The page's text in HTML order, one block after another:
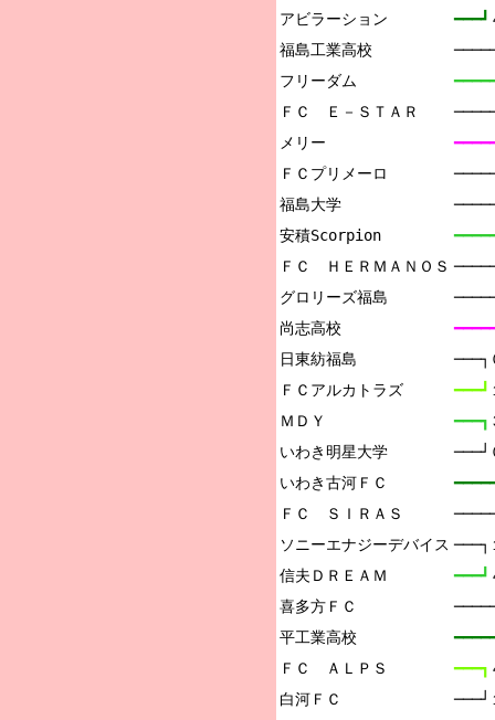
アビラーション
福島工業高校
フリーダム
ＦＣ　Ｅ－ＳＴＡＲ
メリー
ＦＣプリメーロ
福島大学
安積Scorpion
ＦＣ　ＨＥＲＭＡＮＯＳ
グロリーズ福島
尚志高校
日東紡福島
ＦＣアルカトラズ
ＭＤＹ
いわき明星大学
いわき古河ＦＣ
ＦＣ　ＳＩＲＡＳ
ソニーエナジーデバイス
信夫ＤＲＥＡＭ
喜多方ＦＣ
平工業高校
ＦＣ　ＡＬＰＳ
白河ＦＣ
━━━┛
━━━┛
━━━┓
━━━┛
━━━┓